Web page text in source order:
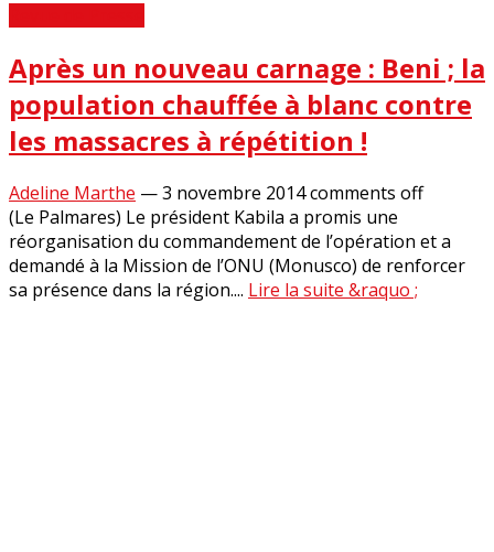
Après un nouveau carnage : Beni ; la
population chauffée à blanc contre
les massacres à répétition !
Adeline Marthe —3 novembre 2014comments off
(Le Palmares) Le président Kabila a promis une
réorganisation du commandement de l’opération et a
demandé à la Mission de l’ONU (Monusco) de renforcer
sa présence dans la région.... Lire la suite &raquo ;